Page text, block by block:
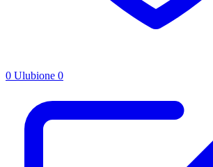
0 Ulubione 0